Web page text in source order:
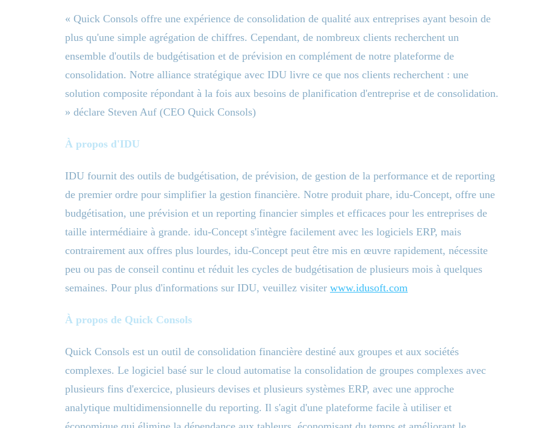
« Quick Consols offre une expérience de consolidation de qualité aux entreprises ayant besoin de
plus qu'une simple agrégation de chiffres. Cependant, de nombreux clients recherchent un
ensemble d'outils de budgétisation et de prévision en complément de notre plateforme de
consolidation. Notre alliance stratégique avec IDU livre ce que nos clients recherchent : une
solution composite répondant à la fois aux besoins de planification d'entreprise et de consolidation.
» déclare Steven Auf (CEO Quick Consols)
À propos d'IDU
IDU fournit des outils de budgétisation, de prévision, de gestion de la performance et de reporting
de premier ordre pour simplifier la gestion financière. Notre produit phare, idu-Concept, offre une
budgétisation, une prévision et un reporting financier simples et efficaces pour les entreprises de
taille intermédiaire à grande. idu-Concept s'intègre facilement avec les logiciels ERP, mais
contrairement aux offres plus lourdes, idu-Concept peut être mis en œuvre rapidement, nécessite
peu ou pas de conseil continu et réduit les cycles de budgétisation de plusieurs mois à quelques
semaines. Pour plus d'informations sur IDU, veuillez visiter www.idusoft.com
À propos de Quick Consols
Quick Consols est un outil de consolidation financière destiné aux groupes et aux sociétés
complexes. Le logiciel basé sur le cloud automatise la consolidation de groupes complexes avec
plusieurs fins d'exercice, plusieurs devises et plusieurs systèmes ERP, avec une approche
analytique multidimensionnelle du reporting. Il s'agit d'une plateforme facile à utiliser et